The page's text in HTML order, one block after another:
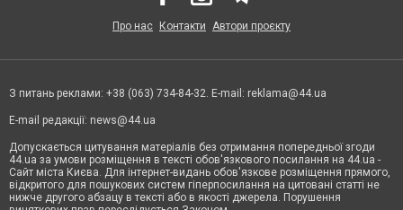
Про нас Контакти Автори проєкту
З питань реклами: +38 (063) 734-84-32. E-mail: reklama@44.ua
E-mail редакції: news@44.ua
Допускається цитування матеріалів без отримання попередньої згоди
44.ua за умови розміщення в тексті обов'язкового посилання на 44.ua -
Сайт міста Києва. Для інтернет-видань обов'язкове розміщення прямого,
відкритого для пошукових систем гіперпосилання на цитовані статті не
нижче другого абзацу в тексті або в якості джерела. Порушення